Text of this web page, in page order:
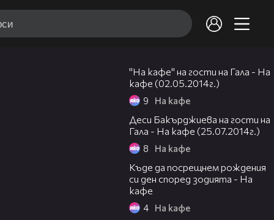
"На кафе" на гости на Гала - На
кафе (02.05.2014г.)
9 На кафе
Деси Бакърджиева на гости на
Гала - На кафе (25.07.2014г.)
8 На кафе
Къде да посрещнем рождения
си ден според зодията - На
кафе
4 На кафе